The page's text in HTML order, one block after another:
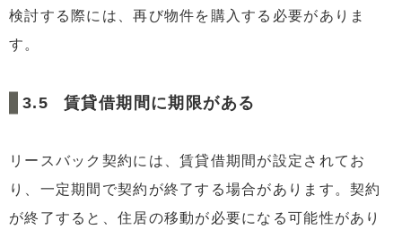
検討する際には、再び物件を購入する必要がありま
す。
賃貸借期間に期限がある
リースバック契約には、賃貸借期間が設定されてお
り、一定期間で契約が終了する場合があります。契約
が終了すると、住居の移動が必要になる可能性があり